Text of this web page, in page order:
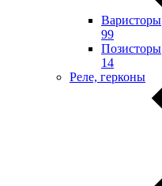
Варисторы
99
Позисторы
14
Реле, герконы